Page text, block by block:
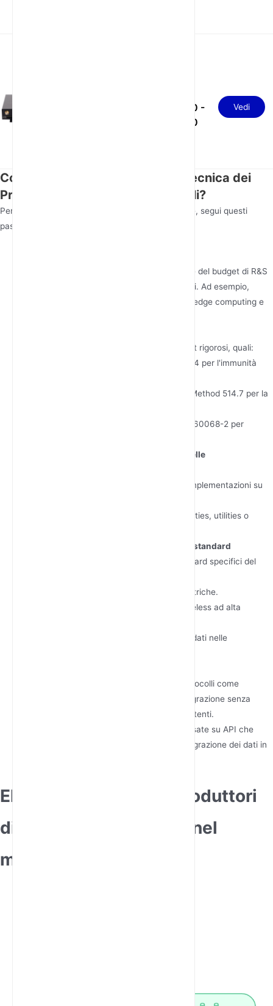
190.00 -
210.00
Vedi
Come Valutare la Competenza Tecnica dei
Produttori di Router 4G Industriali?
Per valutare le capacità tecniche di un produttore, segui questi
passaggi:
Chiedi informazioni sulla loro allocazione del budget di R&S
(% del fatturato) e sui brevetti depositati. Ad esempio,
Junhaoyue detiene oltre 15 brevetti nel edge computing e
Verifica se i router sono sottoposti a test rigorosi, quali:
: Conformità a EN 55032/24 per l'immunità
: MIL-STD-810G Method 514.7 per la
: IEC 60068-2 per
Esaminare la scalabilità e la cronologia delle
Richiedere case study che dimostrino implementazioni su
Cercare esempi in settori come smart cities, utilities o
Verificare certificazioni e conformità agli standard
Assicurarsi che i router soddisfino standard specifici del
IEC 61850-3 per le sottostazioni elettriche.
IEEE 802.11ac per comunicazioni wireless ad alta
Conformità GDPR per la privacy dei dati nelle
Confermare che i router supportino protocolli come
Modbus, PROFINET o DNP3 per un'integrazione senza
soluzione di continuità con i sistemi esistenti.
Verificare la presenza di piattaforme basate su API che
consentano la personalizzazione e l'integrazione dei dati in
Elenco dei principali produttori
di router 4G industriali nel
mond